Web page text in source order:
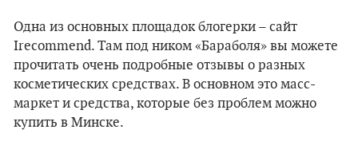
Одна из основных площадок блогерки – сайт
Irecommend. Там под ником «Бараболя» вы можете
прочитать очень подробные отзывы о разных
косметических средствах. В основном это масс-
маркет и средства, которые без проблем можно
купить в Минске.